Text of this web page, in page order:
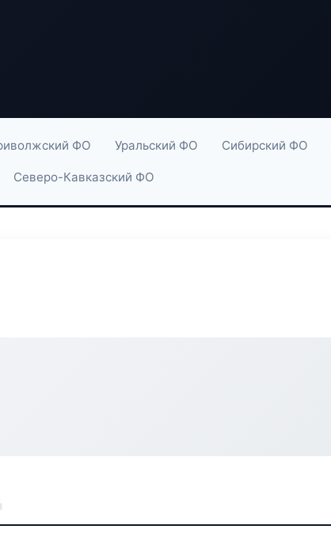
ФО Уральский ФО Сибирский ФО
Северо-Кавказский ФО